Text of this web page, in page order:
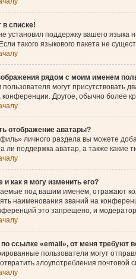
в списке!
установил поддержку вашего
такого языкового пакета не
рядом с моим именем
могут присутствовать
Другое, обычно более
отображение аватары?
личного раздела вы можете
ли поддержка аватар, а также
и как я могу изменить его?
под вашим именем, отражают
наименования званий на
это запрещено, и
ссылке «email», от меня требуют
пользователи могут
злоупотребления